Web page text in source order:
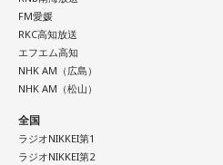
FM愛媛
RKC高知放送
エフエム高知
NHK AM（広島）
NHK AM（松山）
全国
ラジオNIKKEI第1
ラジオNIKKEI第2